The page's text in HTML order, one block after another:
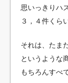
思いっきりハ
３，４件くら
それは、たま
というような
もちろんすべ